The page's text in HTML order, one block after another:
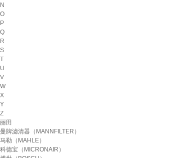
N
O
P
Q
R
S
T
U
V
W
X
Y
Z
丽田
曼牌滤清器（MANNFILTER）
马勒（MAHLE）
科德宝（MICRONAIR）